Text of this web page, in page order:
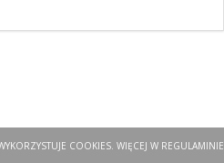
COOKIES. WIĘCEJ W REGULAMINIE